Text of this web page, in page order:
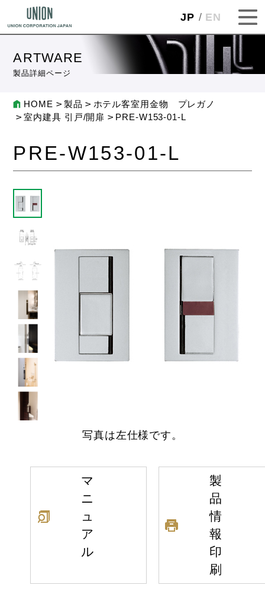
JP EN
ARTWARE
製品詳細ページ
HOME 製品
ホテル客室用金物 プレガノ
室内建具 引戸/開扉
PRE-W153-01-L
PRE-W153-01-L
写真は左仕様です。
マ
ニ
ュ
ア
ル
製
品
情
報
印
刷